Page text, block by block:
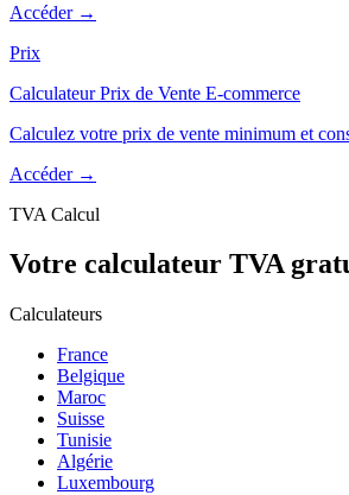
Accéder →
Prix
Calculateur Prix de Vente E-commerce
Calculez votre prix de vente minimum et
Accéder →
TVA Calcul
Votre calculateur TVA
Calculateurs
France
Belgique
Maroc
Suisse
Tunisie
Algérie
Luxembourg